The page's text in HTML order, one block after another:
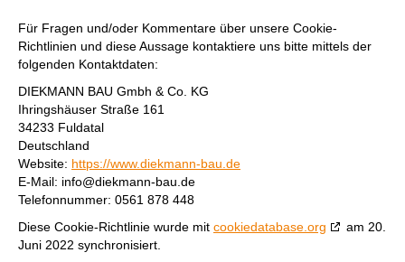
Für Fragen und/oder Kommentare über unsere Cookie-
Richtlinien und diese Aussage kontaktiere uns bitte mittels der
folgenden Kontaktdaten:
DIEKMANN BAU Gmbh & Co. KG
Ihringshäuser Straße 161
34233 Fuldatal
Deutschland
Website: https://www.diekmann-bau.de
E-Mail: info@diekmann-bau.de
Telefonnummer: 0561 878 448
Diese Cookie-Richtlinie wurde mit cookiedatabase.org
am 20.
Juni 2022 synchronisiert.